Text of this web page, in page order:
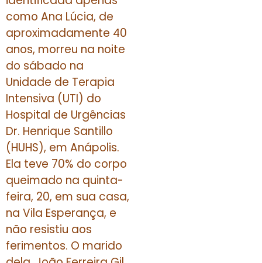
como Ana Lúcia, de
aproximadamente 40
anos, morreu na noite
do sábado na
Unidade de Terapia
Intensiva (UTI) do
Hospital de Urgências
Dr. Henrique Santillo
(HUHS), em Anápolis.
Ela teve 70% do corpo
queimado na quinta-
feira, 20, em sua casa,
na Vila Esperança, e
não resistiu aos
ferimentos. O marido